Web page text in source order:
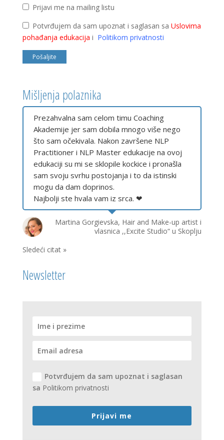
Prijavi me na mailing listu
Potvrđujem da sam upoznat i saglasan sa Uslovima
pohađanja edukacija i Politikom privatnosti
Mišljenja polaznika
Prezahvalna sam celom timu Coaching
Akademije jer sam dobila mnogo više nego
što sam očekivala. Nakon završene NLP
Practitioner i NLP Master edukacije na ovoj
edukaciji su mi se sklopile kockice i pronašla
sam svoju svrhu postojanja i to da istinski
mogu da dam doprinos.
Najbolji ste hvala vam iz srca. ❤
Martina Gorgievska, Hair and Make-up artist i
vlasnica ,,Excite Studio“ u Skoplju
Sledeći citat »
Newsletter
Potvrđujem da sam upoznat i saglasan
sa Politikom privatnosti
Prijavi me